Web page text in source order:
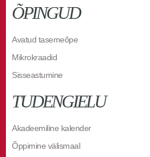
ÕPINGUD
Avatud tasemeõpe
Mikrokraadid
Sisseastumine
TUDENGIELU
Akadeemiline kalender
Õppimine välismaal